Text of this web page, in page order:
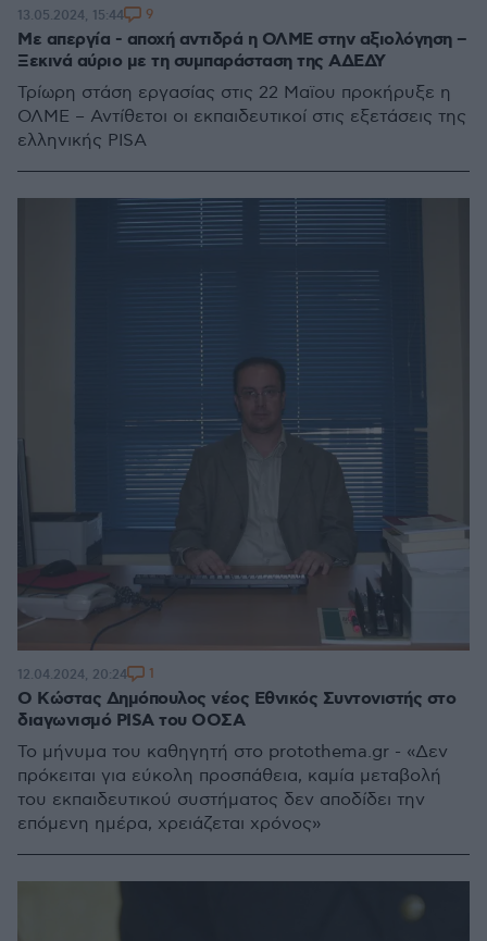
Με απεργία - αποχή αντιδρά η ΟΛΜΕ στην αξιολόγηση –
Ξεκινά αύριο με τη συμπαράσταση της ΑΔΕΔΥ
Τρίωρη στάση εργασίας στις 22 Μαϊου προκήρυξε η
ΟΛΜΕ – Αντίθετοι οι εκπαιδευτικοί στις εξετάσεις της
ελληνικής PISA
13.05.2024, 15:44 9
Ο Κώστας Δημόπουλος νέος Εθνικός Συντονιστής στο
διαγωνισμό PISA του ΟΟΣΑ
Το μήνυμα του καθηγητή στο protothema.gr - «Δεν
πρόκειται για εύκολη προσπάθεια, καμία μεταβολή
του εκπαιδευτικού συστήματος δεν αποδίδει την
επόμενη ημέρα, χρειάζεται χρόνος»
12.04.2024, 20:24 1